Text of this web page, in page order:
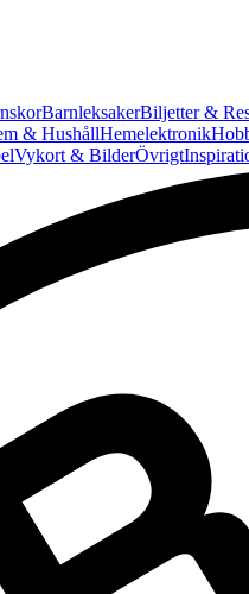
BarnleksakerBiljetter &
& HushållHemelektronik
Vykort & BilderÖvrigt